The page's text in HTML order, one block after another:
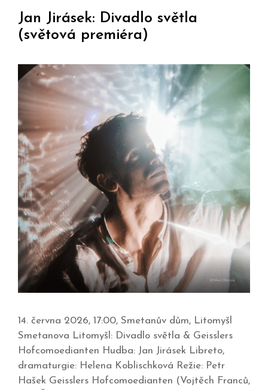
Jan Jirásek: Divadlo světla
(světová premiéra)
14. června 2026, 17:00, Smetanův dům, Litomyšl
Smetanova Litomyšl: Divadlo světla & Geisslers
Hofcomoedianten Hudba: Jan Jirásek Libreto,
dramaturgie: Helena Koblischková Režie: Petr
Hašek Geisslers Hofcomoedianten (Vojtěch Franců,